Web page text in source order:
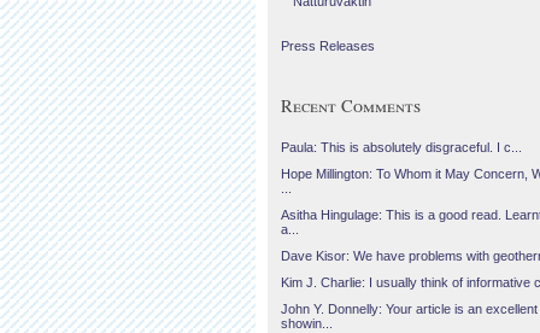
Press Releases
Recent Comments
Paula: This is absolutely disgraceful. I c...
Hope Millington: To Whom it May Concern,
Asitha Hingulage: This is a good read.
a...
Dave Kisor: We have problems with
Kim J. Charlie: I usually think of informative
John Y. Donnelly: Your article is an excellent
showin...